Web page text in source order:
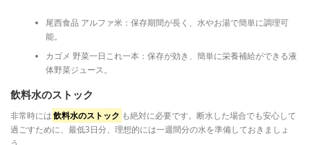
尾西食品 アルファ米：保存期間が長く、水やお湯で簡単に調理可
能。
カゴメ 野菜一日これ一本：保存が効き、簡単に栄養補給ができる液
体野菜ジュース。
飲料水のストック
非常時には 飲料水のストック も絶対に必要です。断水した場合でも安心して
過ごすために、最低3日分、理想的には一週間分の水を準備しておきましょ